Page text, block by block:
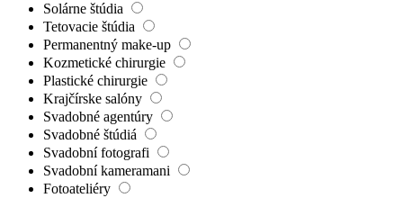
Solárne štúdia
Tetovacie štúdia
Permanentný make-up
Kozmetické chirurgie
Plastické chirurgie
Krajčírske salóny
Svadobné agentúry
Svadobné štúdiá
Svadobní fotografi
Svadobní kameramani
Fotoateliéry